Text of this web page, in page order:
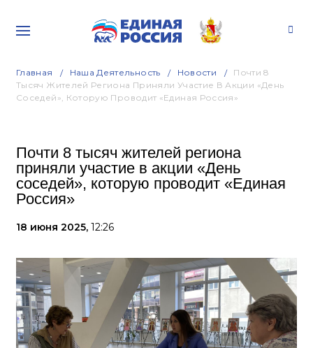
Главная Наша Деятельность Новости
Почти 8
Тысяч Жителей Региона Приняли Участие В Акции «День
Соседей», Которую Проводит «Единая Россия»
Почти 8 тысяч жителей региона
приняли участие в акции «День
соседей», которую проводит «Единая
Россия»
18 июня 2025, 12:26